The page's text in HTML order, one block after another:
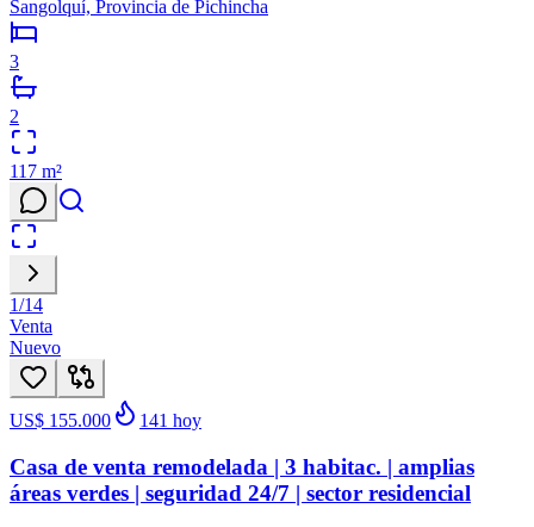
Sangolquí, Provincia de Pichincha
3
2
117 m²
1/14
Venta
Nuevo
US$ 155.000 141 hoy
Casa de venta remodelada | 3 habitac. | amplias
áreas verdes | seguridad 24/7 | sector residencial